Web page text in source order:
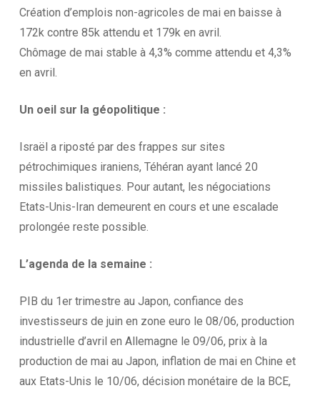
Création d’emplois non-agricoles de mai en baisse à
172k contre 85k attendu et 179k en avril.
Chômage de mai stable à 4,3% comme attendu et 4,3%
en avril.
Un oeil sur la géopolitique :
Israël a riposté par des frappes sur sites
pétrochimiques iraniens, Téhéran ayant lancé 20
missiles balistiques. Pour autant, les négociations
Etats-Unis-Iran demeurent en cours et une escalade
prolongée reste possible.
L’agenda de la semaine :
PIB du 1er trimestre au Japon, confiance des
investisseurs de juin en zone euro le 08/06, production
industrielle d’avril en Allemagne le 09/06, prix à la
production de mai au Japon, inflation de mai en Chine et
aux Etats-Unis le 10/06, décision monétaire de la BCE,